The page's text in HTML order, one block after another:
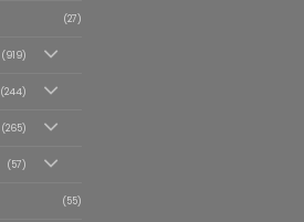
(27)
(919)
(244)
(265)
(57)
(55)